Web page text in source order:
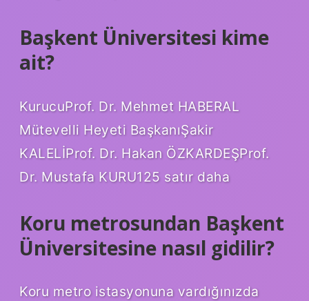
Başkent Üniversitesi kime
ait?
KurucuProf. Dr. Mehmet HABERAL
Mütevelli Heyeti BaşkanıŞakir
KALELİProf. Dr. Hakan ÖZKARDEŞProf.
Dr. Mustafa KURU125 satır daha
Koru metrosundan Başkent
Üniversitesine nasıl gidilir?
Koru metro istasyonuna vardığınızda